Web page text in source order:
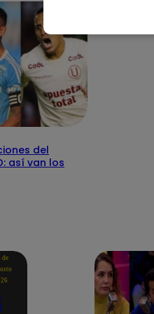
del
así van los
de